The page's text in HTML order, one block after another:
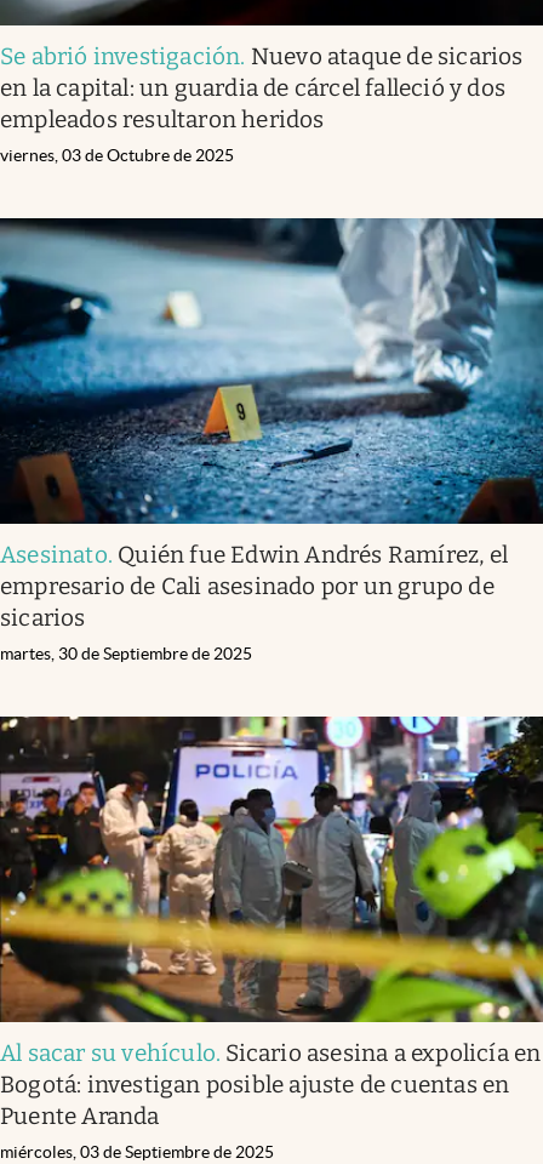
Se abrió investigación. Nuevo ataque de sicarios
en la capital: un guardia de cárcel falleció y dos
empleados resultaron heridos
viernes, 03 de Octubre de 2025
Asesinato. Quién fue Edwin Andrés Ramírez, el
empresario de Cali asesinado por un grupo de
sicarios
martes, 30 de Septiembre de 2025
Al sacar su vehículo. Sicario asesina a expolicía en
Bogotá: investigan posible ajuste de cuentas en
Puente Aranda
miércoles, 03 de Septiembre de 2025